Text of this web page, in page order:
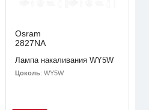
Osram
2827NA
Лампа накаливания WY5W
Цоколь: WY5W